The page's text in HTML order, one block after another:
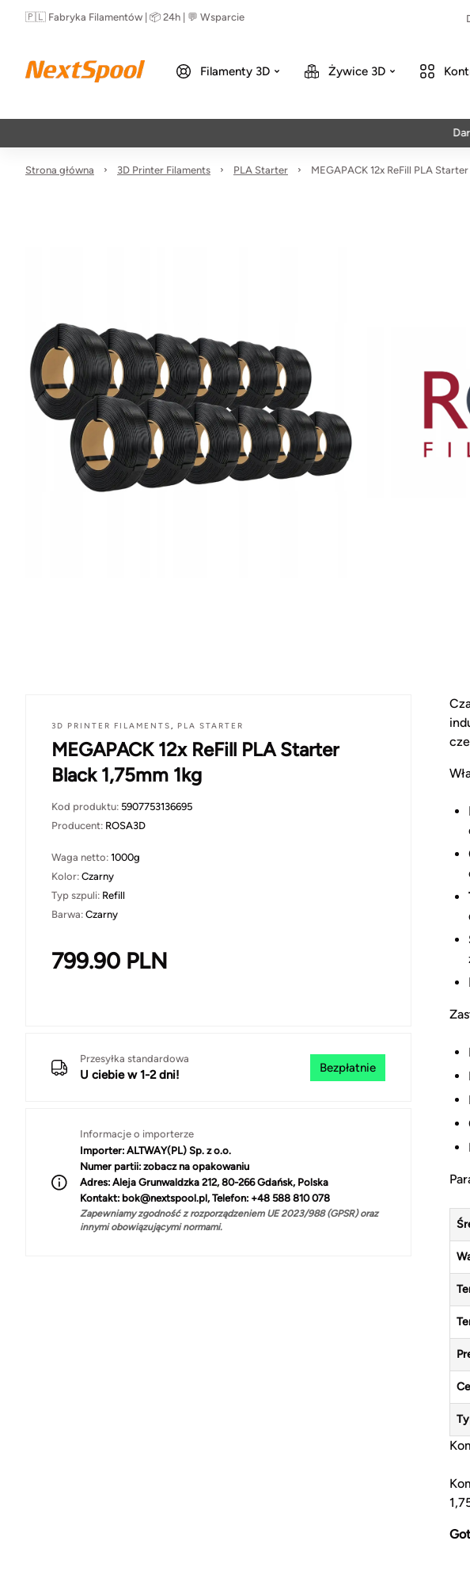
🇵🇱 Fabryka Filamentów | 📦 24h | 💬 Wsparcie
Filamenty 3D Żywice 3D
Strona główna 3D Printer Filaments PLA Starter MEGAPACK 12x ReFill PLA
3D PRINTER FILAMENTS, PLA STARTER
MEGAPACK 12x ReFill PLA Starter
Black 1,75mm 1kg
Kod produktu: 5907753136695
Producent: ROSA3D
Waga netto: 1000g
Kolor: Czarny
Typ szpuli: Refill
Barwa: Czarny
799.90 PLN
Przesyłka standardowa
U ciebie w 1-2 dni!
Bezpłatnie
Informacje o importerze
Importer: ALTWAY(PL) Sp. z o.o.
Numer partii: zobacz na opakowaniu
Adres: Aleja Grunwaldzka 212, 80-266 Gdańsk, Polska
Kontakt: bok@nextspool.pl, Telefon: +48 588 810 078
Zapewniamy zgodność z rozporządzeniem UE 2023/988 (GPSR) oraz
innymi obowiązującymi normami.